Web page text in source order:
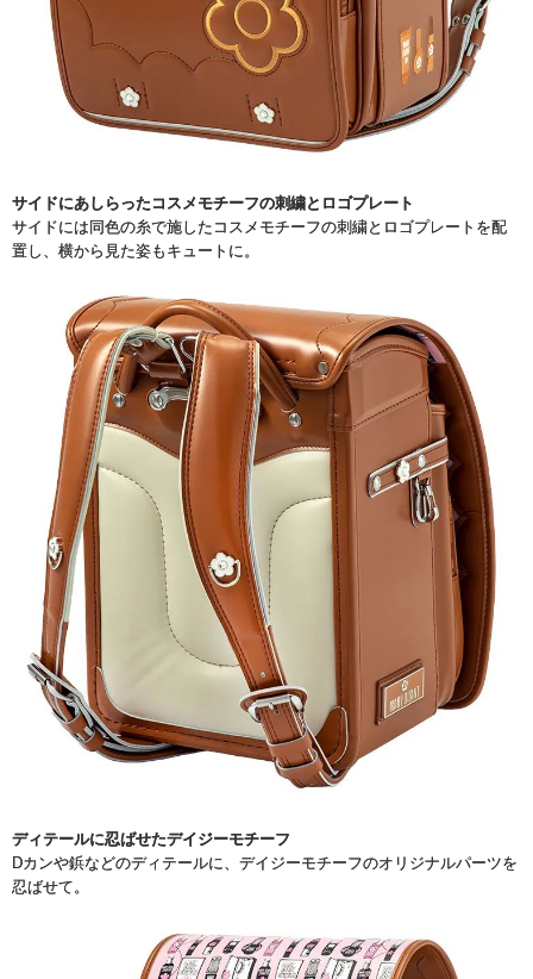
サイドにあしらったコスメモチーフの刺繍とロゴプレート
サイドには同色の糸で施したコスメモチーフの刺繍とロゴプレートを配
置し、横から見た姿もキュートに。
ディテールに忍ばせたデイジーモチーフ
Dカンや鋲などのディテールに、デイジーモチーフのオリジナルパーツを
忍ばせて。